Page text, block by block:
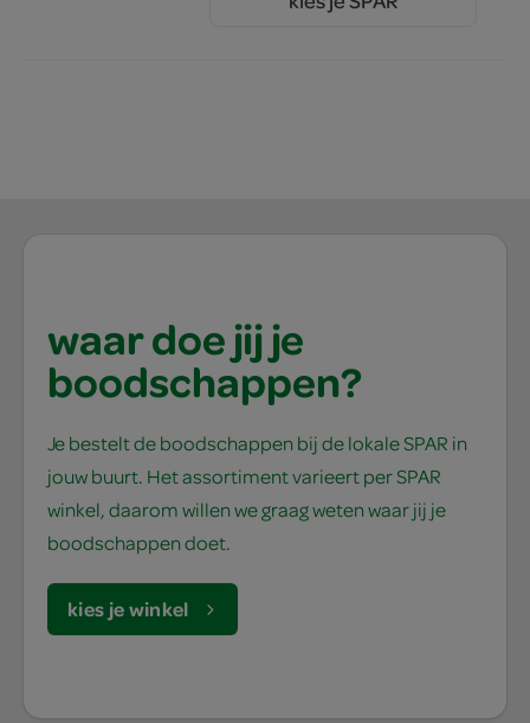
waar doe jij je
boodschappen?
Je bestelt de boodschappen bij de lokale SPAR in
jouw buurt. Het assortiment varieert per SPAR
winkel, daarom willen we graag weten waar jij je
boodschappen doet.
kies je winkel